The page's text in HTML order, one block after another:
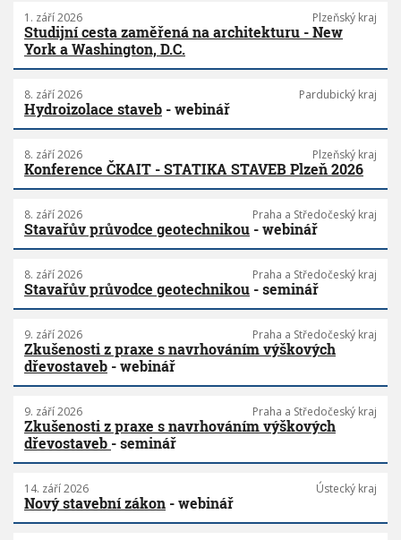
1. září 2026 Plzeňský kraj
Studijní cesta zaměřená na architekturu - New
York a Washington, D.C.
8. září 2026 Pardubický kraj
Hydroizolace staveb - webinář
8. září 2026 Plzeňský kraj
Konference ČKAIT - STATIKA STAVEB Plzeň 2026
8. září 2026 Praha a Středočeský kraj
Stavařův průvodce geotechnikou - webinář
8. září 2026 Praha a Středočeský kraj
Stavařův průvodce geotechnikou - seminář
9. září 2026 Praha a Středočeský kraj
Zkušenosti z praxe s navrhováním výškových
dřevostaveb - webinář
9. září 2026 Praha a Středočeský kraj
Zkušenosti z praxe s navrhováním výškových
dřevostaveb - seminář
14. září 2026 Ústecký kraj
Nový stavební zákon - webinář